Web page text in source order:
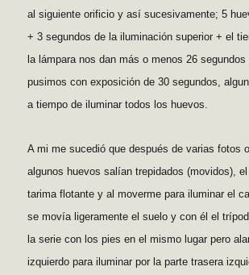
al siguiente orificio y así sucesivamente; 5
+ 3 segundos de la iluminación superior + el
la lámpara nos dan más o menos 26
pusimos con exposición de 30 segundos,
a tiempo de iluminar todos los huevos.
A mi me sucedió que después de varias fotos
algunos huevos salían trepidados (movidos),
tarima flotante y al moverme para iluminar el
se movía ligeramente el suelo y con él el
la serie con los pies en el mismo lugar pero
izquierdo para iluminar por la parte trasera